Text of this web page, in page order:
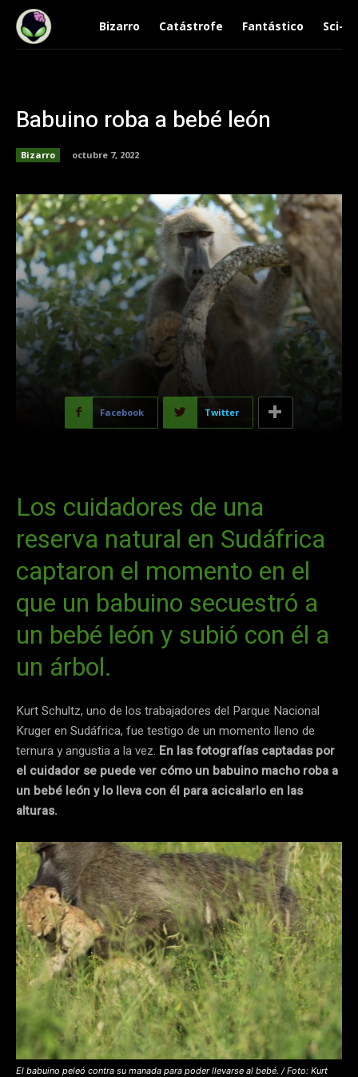
Bizarro Catástrofe Fantástico Sci-Fi
Babuino roba a bebé león
Bizarro octubre 7, 2022
Facebook Twitter
Los cuidadores de una
reserva natural en Sudáfrica
captaron el momento en el
que un babuino secuestró a
un bebé león y subió con él a
un árbol.
Kurt Schultz, uno de los trabajadores del Parque Nacional
Kruger en Sudáfrica, fue testigo de un momento lleno de
ternura y angustia a la vez. En las fotografías captadas por
el cuidador se puede ver cómo un babuino macho roba a
un bebé león y lo lleva con él para acicalarlo en las
alturas.
El babuino peleó contra su manada para poder llevarse al bebé. / Foto: Kurt